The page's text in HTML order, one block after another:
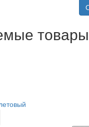
товары